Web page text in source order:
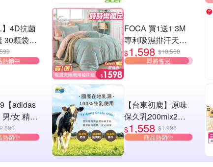
】4D抗菌
30顆袋裝
室內晾
香)
熱銷中
【adidas
/女 精選
鞋 任選
熱銷中
FOCA 買1送1 3M
專利吸濕排汗天絲
兩用被床包組(單/
雙/加 均一價)
$1,598 $10,560
即將售完
【台東初鹿】原味
保久乳200mlx2箱_
共48入+贈廟口烤玉
米90gx1包
$1,558 $1,998
商品熱銷中